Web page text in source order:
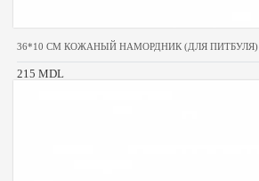
36*10 CM КОЖАНЫЙ НАМОРДНИК (ДЛЯ ПИТБУЛЯ)
215 MDL